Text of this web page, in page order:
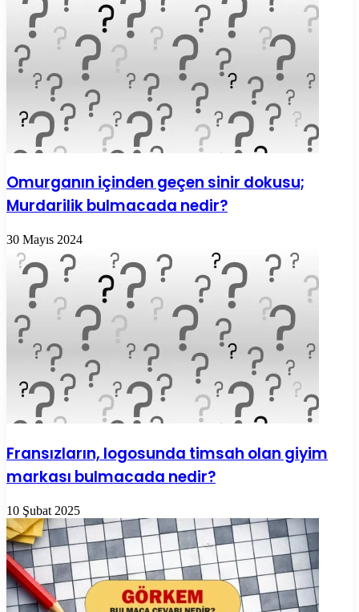
Omurganın içinden geçen sinir dokusu;
Murdarilik bulmacada nedir?
30 Mayıs 2024
Fransızların, logosunda timsah olan giyim
markası bulmacada nedir?
10 Şubat 2025